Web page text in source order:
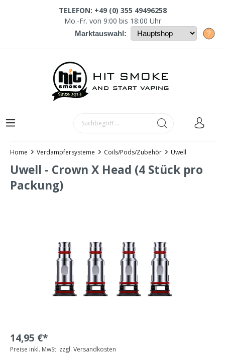
TELEFON: +49 (0) 355 49496258
Mo.-Fr. von 9:00 bis 18:00 Uhr
Marktauswahl: ?
Home Verdampfersysteme Coils/Pods/Zubehör Uwell
Uwell - Crown X Head (4 Stück pro
Packung)
14,95 €*
Preise inkl. MwSt. zzgl. Versandkosten